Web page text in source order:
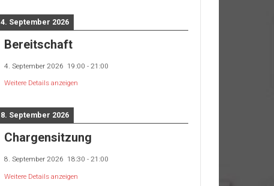
4. September 2026
Bereitschaft
4. September 2026 19:00 - 21:00
Weitere Details anzeigen
8. September 2026
Chargensitzung
8. September 2026 18:30 - 21:00
Weitere Details anzeigen